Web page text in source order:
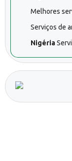
Melhores
Serviços de
Nigéria